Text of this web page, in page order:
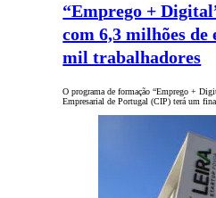
“Emprego +
com 6,3 milhões de
mil trabalhadores
O programa de formação “Emprego +
Empresarial de Portugal (CIP) terá um